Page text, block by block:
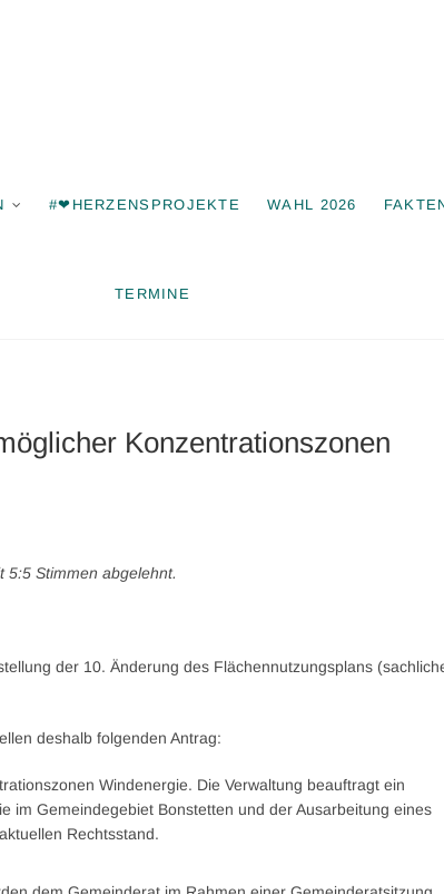
#❤HERZENSPROJEKTE WAHL 2026
TERMINE
Konzentrationszonen
5:5 Stimmen abgelehnt.
der 10. Änderung des Flächennutzungsplans
deshalb folgenden Antrag:
Windenergie. Die Verwaltung beauftragt ein
im Gemeindegebiet Bonstetten und der Ausarbeitung eines
Rechtsstand.